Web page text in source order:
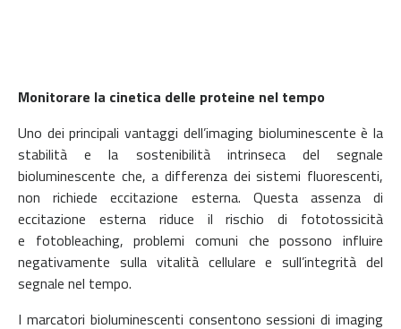
Monitorare la cinetica delle proteine nel tempo
Uno dei principali vantaggi dell’imaging bioluminescente è la
stabilità e la sostenibilità intrinseca del segnale
bioluminescente che, a differenza dei sistemi fluorescenti,
non richiede eccitazione esterna. Questa assenza di
eccitazione esterna riduce il rischio di fototossicità
e fotobleaching, problemi comuni che possono influire
negativamente sulla vitalità cellulare e sull’integrità del
segnale nel tempo.
I marcatori bioluminescenti consentono sessioni di imaging